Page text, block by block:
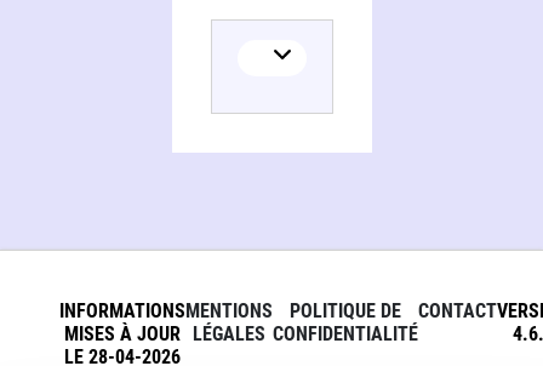
INFORMATIONS
MISES À JOUR
LE 28-04-2026
MENTIONS
LÉGALES
POLITIQUE DE
CONFIDENTIALITÉ
CONTACT